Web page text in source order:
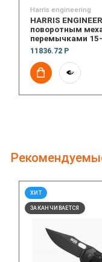
Harris engineering
HARRIS
поворотным
перемычками
11836.72 Р
ХИТ
ЗАКАНЧИВАЕТСЯ